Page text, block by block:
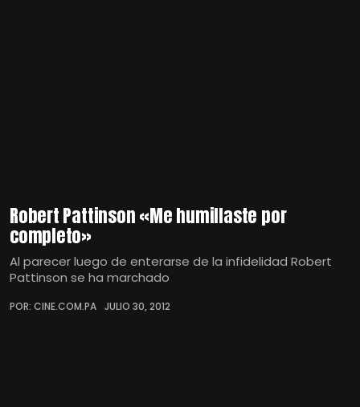
Robert Pattinson «Me humillaste por
completo»
Al parecer luego de enterarse de la infidelidad Robert
Pattinson se ha marchado
POR: CINE.COM.PA JULIO 30, 2012